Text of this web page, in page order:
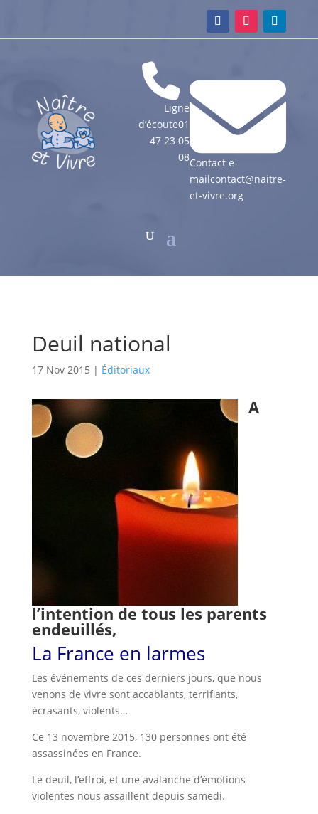
Ligne
d’écoute01
47 23 05
08Contact e-
mailcontact@naitre-
et-vivre.org
Deuil national
17 Nov 2015 | Éditoriaux
A
l’intention de tous les parents
endeuillés,
La France en larmes
Les événements de ces derniers jours, que nous
venons de vivre sont accablants, terrifiants,
écrasants, violents…
Ce 13 novembre 2015, 130 personnes ont été
assassinées en France.
Le deuil, l’effroi, et une avalanche d’émotions
violentes nous assaillent depuis samedi.